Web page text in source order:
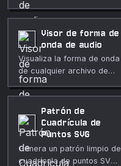
en el navegador.
Visor de forma de
onda de audio
Visualiza la forma de onda
de cualquier archivo de
audio en tu navegador.
Consulta la duración, la
frecuencia de muestreo,
los canales y reproduce el
audio en línea.
Patrón de
Cuadrícula de
Puntos SVG
Genera un patrón limpio de
cuadrícula de puntos SVG